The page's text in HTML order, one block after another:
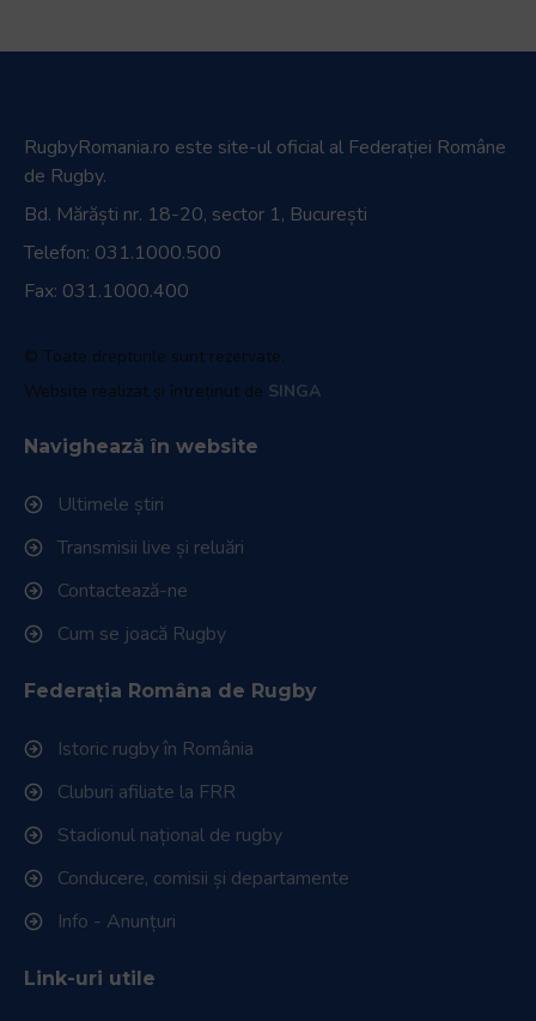
RugbyRomania.ro este site-ul oficial al Federației Române
de Rugby.
Bd. Mărăști nr. 18-20, sector 1, București
Telefon: 031.1000.500
Fax: 031.1000.400
© Toate drepturile sunt rezervate.
Website realizat și întreținut de SINGA
Navighează în website
Ultimele știri
Transmisii live și reluări
Contactează-ne
Cum se joacă Rugby
Federația Româna de Rugby
Istoric rugby în România
Cluburi afiliate la FRR
Stadionul național de rugby
Conducere, comisii și departamente
Info - Anunțuri
Link-uri utile